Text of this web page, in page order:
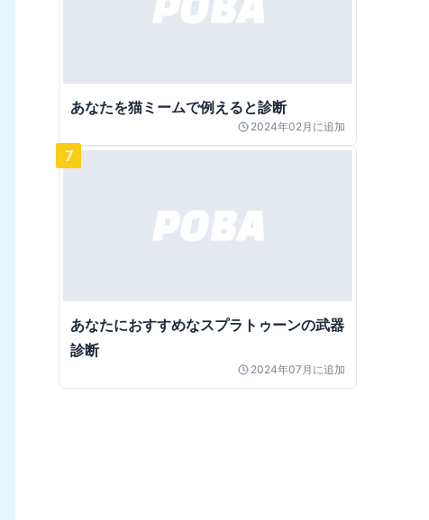
あなたを猫ミームで例えると診断
2024年02月 に追加
7
あなたにおすすめなスプラトゥーンの武器
診断
2024年07月 に追加